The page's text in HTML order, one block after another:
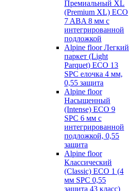
Премиальный XL
(Premium XL) ECO
7 ABA 8 мм с
интегрированной
подложкой
Alpine floor Легкий
паркет (Light
Parquet) ECO 13
SPC елочка 4 мм,
0,55 защита
Alpine floor
Насыщенный
(Intense) ECO 9
SPC 6 мм с
интегрированной
подложкой, 0,55
защита
Alpine floor
Классический
(Classic) ECO 1 (4
мм SPC 0,55
защита 43 класс)